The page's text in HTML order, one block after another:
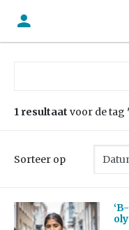
1 resultaat voor de tag
Sorteer op